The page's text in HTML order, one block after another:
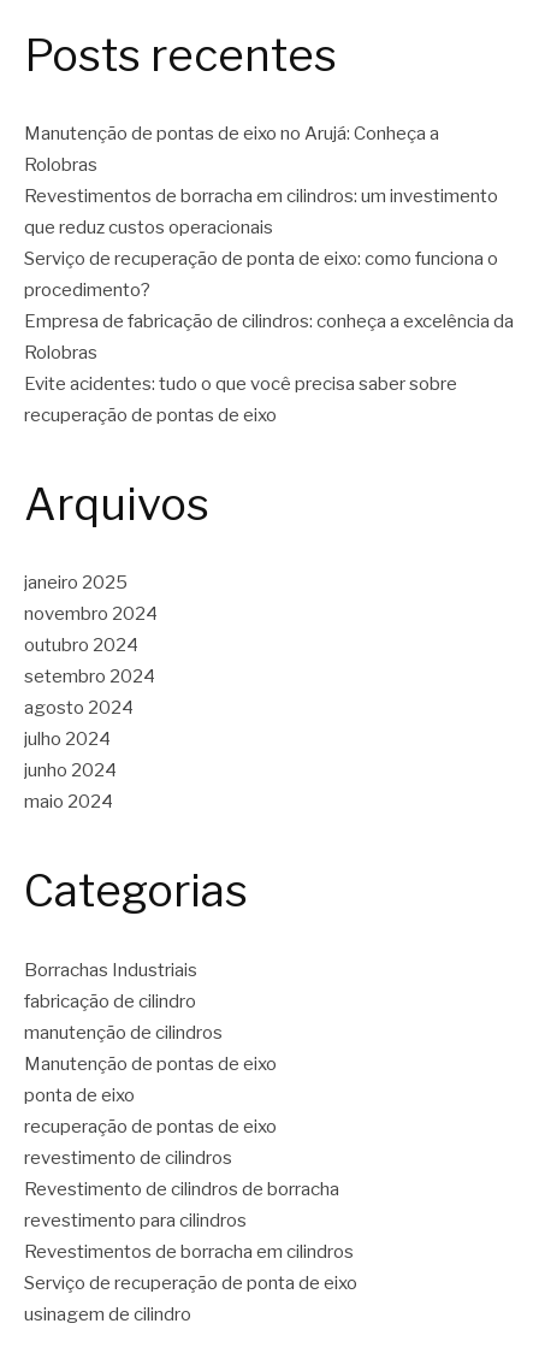
Posts recentes
Manutenção de pontas de eixo no Arujá: Conheça a
Rolobras
Revestimentos de borracha em cilindros: um investimento
que reduz custos operacionais
Serviço de recuperação de ponta de eixo: como funciona o
procedimento?
Empresa de fabricação de cilindros: conheça a excelência da
Rolobras
Evite acidentes: tudo o que você precisa saber sobre
recuperação de pontas de eixo
Arquivos
janeiro 2025
novembro 2024
outubro 2024
setembro 2024
agosto 2024
julho 2024
junho 2024
maio 2024
Categorias
Borrachas Industriais
fabricação de cilindro
manutenção de cilindros
Manutenção de pontas de eixo
ponta de eixo
recuperação de pontas de eixo
revestimento de cilindros
Revestimento de cilindros de borracha
revestimento para cilindros
Revestimentos de borracha em cilindros
Serviço de recuperação de ponta de eixo
usinagem de cilindro